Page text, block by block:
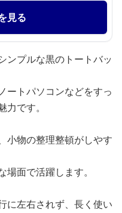
見る
ンプルな黒のトートバッ
ートパソコンなどをすっ
です。
小物の整理整頓がしやす
面で活躍します。
に左右されず、長く使い